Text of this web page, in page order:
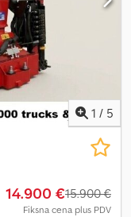
1 / 5
14.900 €15.900 €
Fiksna cena plus PDV